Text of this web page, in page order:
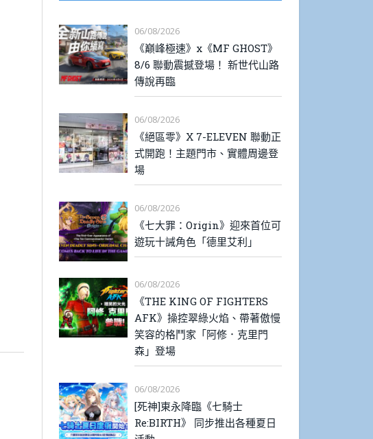
06/08/2026
《巔峰極速》x《MF GHOST》
8/6 聯動震撼登場！ 新世代山路
傳說再臨
06/08/2026
《絕區零》X 7-ELEVEN 聯動正
式開跑！主題門市、實體周邊登
場
06/08/2026
《七大罪：Origin》迎來首位可
遊玩十誡角色「德里艾利」
06/08/2026
《THE KING OF FIGHTERS
AFK》操控翠綠火焰、帶著傲慢
笑容的格鬥家「阿修．克里門
森」登場
06/08/2026
[死神]東永降臨《七騎士
Re:BIRTH》 同步推出各種夏日